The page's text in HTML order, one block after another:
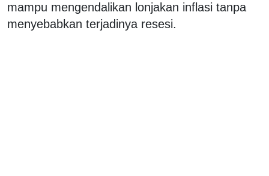
mampu mengendalikan lonjakan inflasi tanpa
menyebabkan terjadinya resesi.